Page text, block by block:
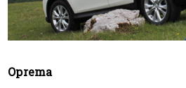
Oprema